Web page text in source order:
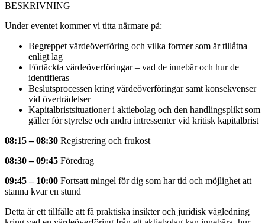
BESKRIVNING
Under eventet kommer vi titta närmare på:
Begreppet värdeöverföring och vilka former som är tillåtna
enligt lag
Förtäckta värdeöverföringar – vad de innebär och hur de
identifieras
Beslutsprocessen kring värdeöverföringar samt konsekvenser
vid överträdelser
Kapitalbristsituationer i aktiebolag och den handlingsplikt som
gäller för styrelse och andra intressenter vid kritisk kapitalbrist
08:15 – 08:30 Registrering och frukost
08:30 – 09:45 Föredrag
09:45 – 10:00 Fortsatt mingel för dig som har tid och möjlighet att
stanna kvar en stund
Detta är ett tillfälle att få praktiska insikter och juridisk vägledning